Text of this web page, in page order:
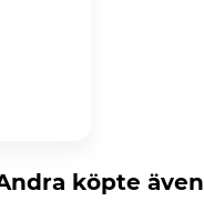
köpte även